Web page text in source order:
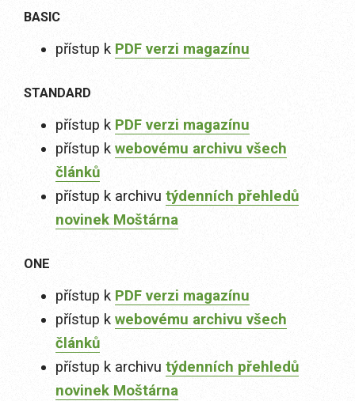
BASIC
přístup k PDF verzi magazínu
STANDARD
přístup k PDF verzi magazínu
přístup k webovému archivu všech
článků
přístup k archivu týdenních přehledů
novinek Moštárna
ONE
přístup k PDF verzi magazínu
přístup k webovému archivu všech
článků
přístup k archivu týdenních přehledů
novinek Moštárna